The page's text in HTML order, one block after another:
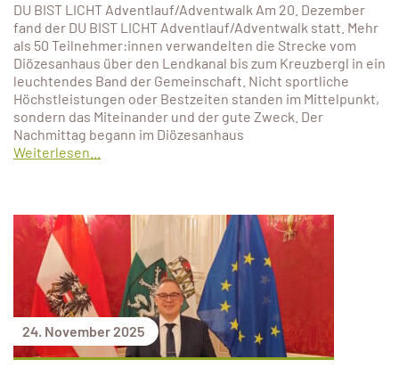
DU BIST LICHT Adventlauf/Adventwalk Am 20. Dezember
fand der DU BIST LICHT Adventlauf/Adventwalk statt. Mehr
als 50 Teilnehmer:innen verwandelten die Strecke vom
Diözesanhaus über den Lendkanal bis zum Kreuzbergl in ein
leuchtendes Band der Gemeinschaft. Nicht sportliche
Höchstleistungen oder Bestzeiten standen im Mittelpunkt,
sondern das Miteinander und der gute Zweck. Der
Nachmittag begann im Diözesanhaus
Weiterlesen...
24. November 2025